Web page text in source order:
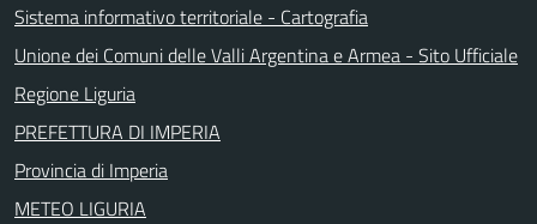
Sistema informativo territoriale - Cartografia
Unione dei Comuni delle Valli Argentina e Armea - Sito Ufficiale
Regione Liguria
PREFETTURA DI IMPERIA
Provincia di Imperia
METEO LIGURIA